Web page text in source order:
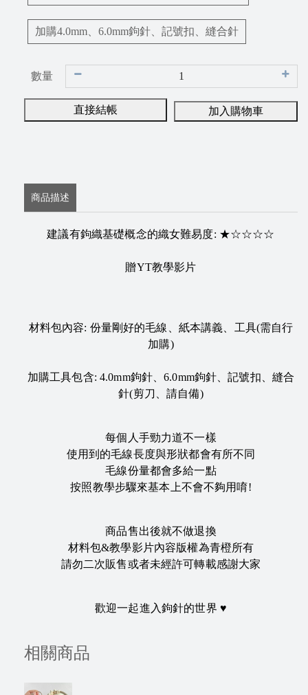
加購4.0mm、6.0mm鉤針、記號扣、縫合針
數量
直接結帳 加入購物車
商品描述
建議有鉤織基礎概念的織女難易度: ★☆☆☆☆
贈YT教學影片
材料包內容: 份量剛好的毛線、紙本講義、工具(需自行
加購)
加購工具包含: 4.0mm鉤針、6.0mm鉤針、記號扣、縫合
針(剪刀、請自備)
每個人手勁力道不一樣
使用到的毛線長度與形狀都會有所不同
毛線份量都會多給一點
按照教學步驟來基本上不會不夠用唷!
商品售出後就不做退換
材料包&教學影片內容版權為青橙所有
請勿二次販售或者未經許可轉載感謝大家
歡迎一起進入鉤針的世界 ♥
相關商品